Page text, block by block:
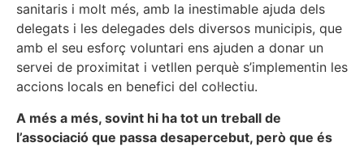
sanitaris i molt més, amb la inestimable ajuda dels
delegats i les delegades dels diversos municipis, que
amb el seu esforç voluntari ens ajuden a donar un
servei de proximitat i vetllen perquè s’implementin les
accions locals en benefici del col·lectiu.
A més a més, sovint hi ha tot un treball de
l’associació que passa desapercebut, però que és